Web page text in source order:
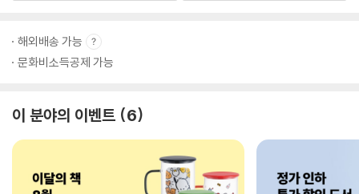
해외배송 가능
문화비소득공제 가능
이 분야의 이벤트 6